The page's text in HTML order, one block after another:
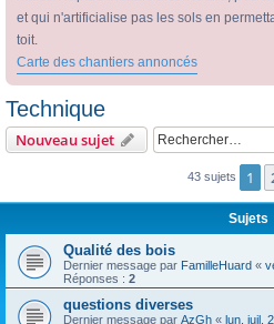
et qui n'artificialise pas les sols en
toit.
Carte des chantiers annoncés
Technique
Nouveau sujet
43 sujets 1
Sujets
Qualité des bois
Dernier message par FamilleHuard «
Réponses : 2
questions diverses
Dernier message par AzGh « lun. juil.